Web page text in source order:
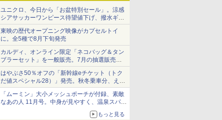
ユニクロ、今日から「お盆特別セール」。涼感
シアサッカーワンピース待望値下げ、撥水ギア
ショーツは1990円に
東映の歴代オープニング映像がカプセルトイ
に。全5種で8月下旬発売
カルディ、オンライン限定「ネコバッグ＆タン
ブラーセット」を一般販売。7月の抽選販売の
当選無効分
はやぶさ50％オフの「新幹線eチケット（トク
だ値スペシャル28）」発売。秋冬乗車分、えき
ねっと限定
「ムーミン」大小メッシュポーチが付録、素敵
なあの人 11月号。中身が見やすく、温泉スパに
もっと見る